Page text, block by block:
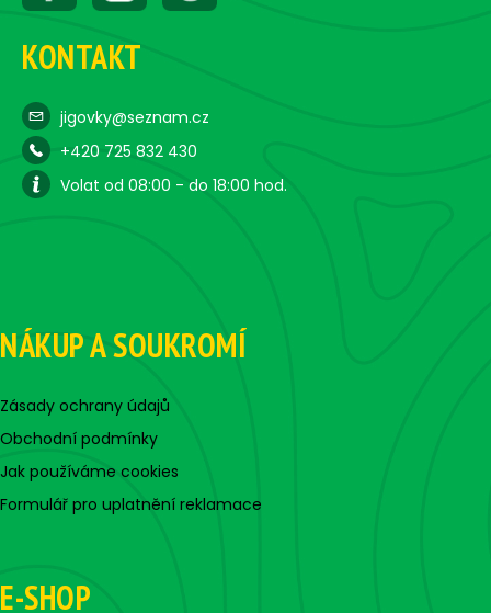
KONTAKT
jigovky@seznam.cz
+420 725 832 430
Volat od 08:00 - do 18:00 hod.
NÁKUP A SOUKROMÍ
Zásady ochrany údajů
Obchodní podmínky
Jak používáme cookies
Formulář pro uplatnění reklamace
E-SHOP